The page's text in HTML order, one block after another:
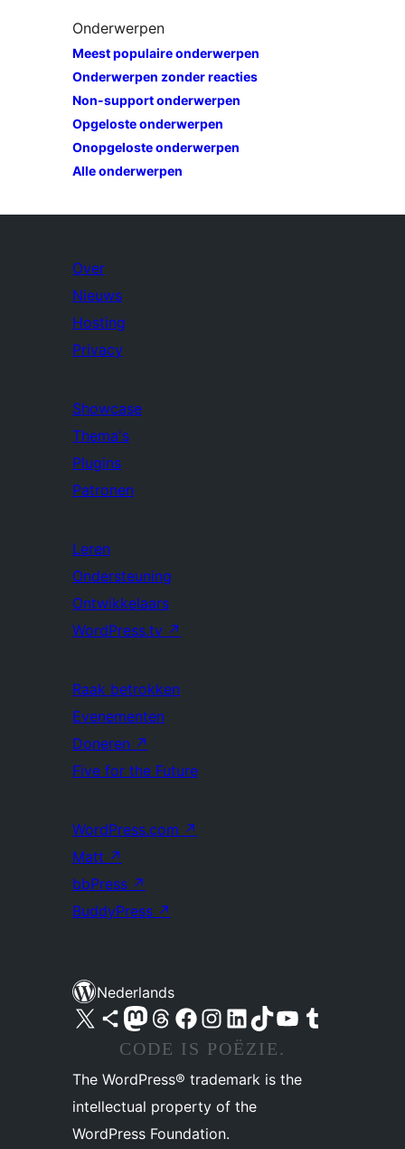
Onderwerpen
Meest populaire onderwerpen
Onderwerpen zonder reacties
Non-support onderwerpen
Opgeloste onderwerpen
Onopgeloste onderwerpen
Alle onderwerpen
Over
Nieuws
Hosting
Privacy
Showcase
Thema's
Plugins
Patronen
Leren
Ondersteuning
Ontwikkelaars
WordPress.tv ↗
Raak betrokken
Evenementen
Doneren ↗
Five for the Future
WordPress.com ↗
Matt ↗
bbPress ↗
BuddyPress ↗
Nederlands
Bezoek ons X (voorheen Twitter) account
Bezoek ons Bluesky account
Bezoek ons Mastodon account
Bezoek ons Threads account
Onze Facebook pagina bezoeken
Bezoek ons Instagram account
Bezoek ons LinkedIn account
Bezoek ons TikTok account
Bezoek ons YouTube kanaalBezoek ons Tumblr account
CODE IS POËZIE.
The WordPress® trademark is the
intellectual property of the
WordPress Foundation.